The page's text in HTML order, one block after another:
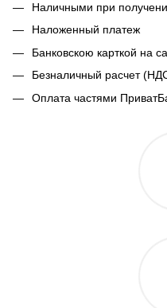
Наличными при
Наложенный платеж
Банковскою карткой на
Безналичный расчет
Оплата частями